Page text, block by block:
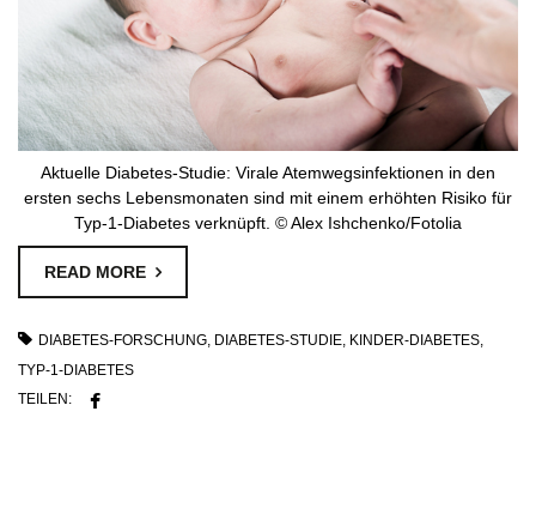
Aktuelle Diabetes-Studie: Virale Atemwegsinfektionen in den
ersten sechs Lebensmonaten sind mit einem erhöhten Risiko für
Typ-1-Diabetes verknüpft. © Alex Ishchenko/Fotolia
READ MORE
DIABETES-FORSCHUNG, DIABETES-STUDIE, KINDER-DIABETES,
TYP-1-DIABETES
TEILEN: